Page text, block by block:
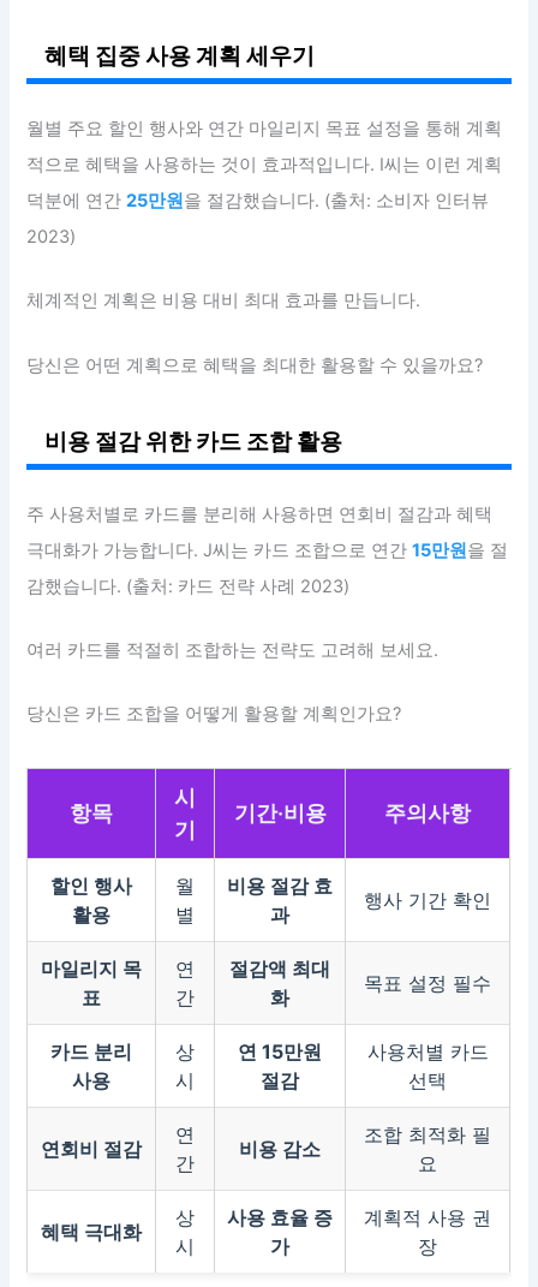
혜택 집중 사용 계획 세우기
월별 주요 할인 행사와 연간 마일리지 목표 설정을 통해 계획
적으로 혜택을 사용하는 것이 효과적입니다. I씨는 이런 계획
덕분에 연간25만원을 절감했습니다. (출처: 소비자 인터뷰
2023)
체계적인 계획은 비용 대비 최대 효과를 만듭니다.
당신은 어떤 계획으로 혜택을 최대한 활용할 수 있을까요?
비용 절감 위한 카드 조합 활용
주 사용처별로 카드를 분리해 사용하면 연회비 절감과 혜택
극대화가 가능합니다. J씨는 카드 조합으로 연간15만원을 절
감했습니다. (출처: 카드 전략 사례 2023)
여러 카드를 적절히 조합하는 전략도 고려해 보세요.
당신은 카드 조합을 어떻게 활용할 계획인가요?
항목
시
기
기간·비용 주의사항
할인 행사
활용
월
별
비용 절감 효
과
행사 기간 확인
마일리지 목
표
연
간
절감액 최대
화
목표 설정 필수
카드 분리
사용
상
시
연 15만원
절감
사용처별 카드
선택
연회비 절감
연
간
비용 감소
조합 최적화 필
요
혜택 극대화
상
시
사용 효율 증
가
계획적 사용 권
장